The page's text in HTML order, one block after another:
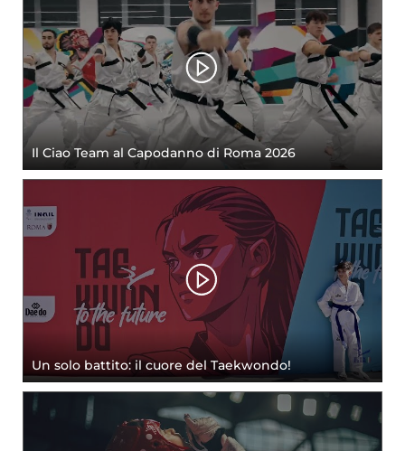
Il Ciao Team al Capodanno di Roma 2026
Un solo battito: il cuore del Taekwondo!